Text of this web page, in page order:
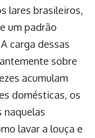
lares brasileiros,
um padrão
carga dessas
sobre
acumulam
domésticas, os
naquelas
lavar a louça e